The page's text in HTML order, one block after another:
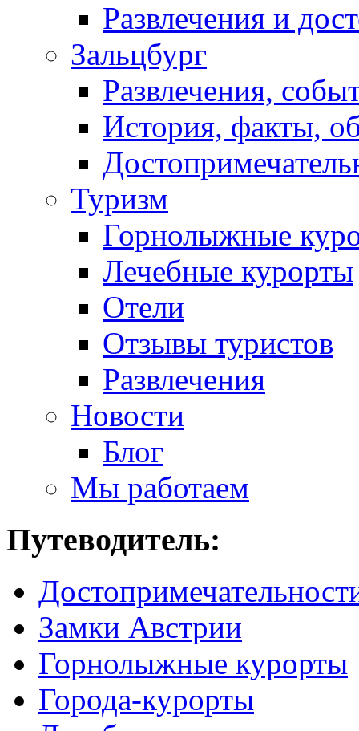
Развлечения и
Зальцбург
Развлечения,
История, факты,
Туризм
Горнолыжные
Лечебные курорты
Отели
Отзывы туристов
Развлечения
Новости
Блог
Мы работаем
Путеводитель:
Замки Австрии
Горнолыжные курорты
Города-курорты